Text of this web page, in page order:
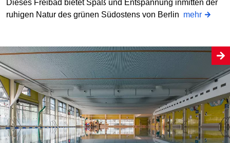
Dieses Freibad bietet Spaß und Entspannung inmitten der
ruhigen Natur des grünen Südostens von Berlin mehr